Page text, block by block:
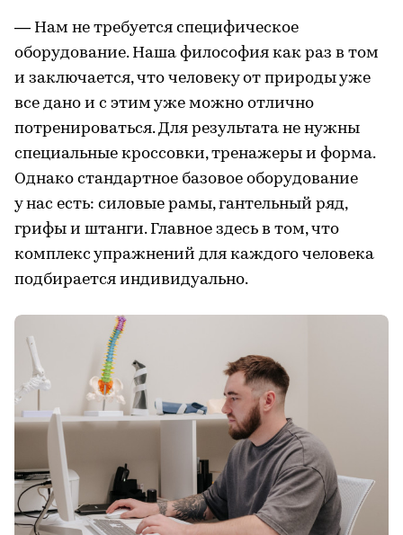
— Нам не требуется специфическое
оборудование. Наша философия как раз в том
и заключается, что человеку от природы уже
все дано и с этим уже можно отлично
потренироваться. Для результата не нужны
специальные кроссовки, тренажеры и форма.
Однако стандартное базовое оборудование
у нас есть: силовые рамы, гантельный ряд,
грифы и штанги. Главное здесь в том, что
комплекс упражнений для каждого человека
подбирается индивидуально.